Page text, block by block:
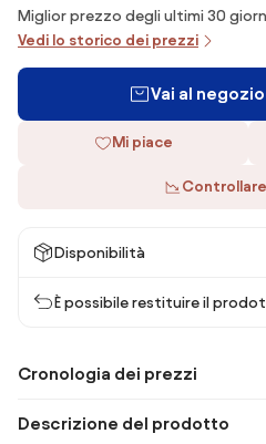
Miglior prezzo degli ultimi 30
Vedi lo storico dei prezzi
Vai al
Mi piace
Disponibilità
È possibile restituire il
Cronologia dei prezzi
Descrizione del prodotto